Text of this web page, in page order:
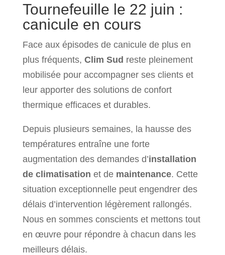
Tournefeuille le 22 juin :
canicule en cours
Face aux épisodes de canicule de plus en
plus fréquents, Clim Sud reste pleinement
mobilisée pour accompagner ses clients et
leur apporter des solutions de confort
thermique efficaces et durables.
Depuis plusieurs semaines, la hausse des
températures entraîne une forte
augmentation des demandes d’installation
de climatisation et de maintenance. Cette
situation exceptionnelle peut engendrer des
délais d’intervention légèrement rallongés.
Nous en sommes conscients et mettons tout
en œuvre pour répondre à chacun dans les
meilleurs délais.